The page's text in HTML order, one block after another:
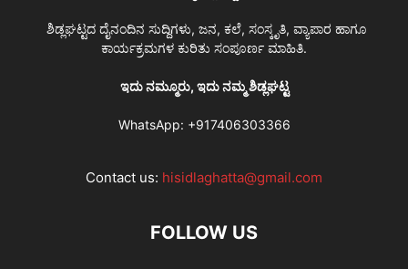
ಶಿಡ್ಲಘಟ್ಟದ ದೈನಂದಿನ ಸುದ್ದಿಗಳು, ಜನ, ಕಲೆ, ಸಂಸ್ಕೃತಿ, ವ್ಯಾಪಾರ ಹಾಗೂ
ಕಾರ್ಯಕ್ರಮಗಳ ಕುರಿತು ಸಂಪೂರ್ಣ ಮಾಹಿತಿ.
ಇದು ನಮ್ಮೂರು, ಇದು ನಮ್ಮ ಶಿಡ್ಲಘಟ್ಟ
WhatsApp: +917406303366
Contact us: hisidlaghatta@gmail.com
FOLLOW US